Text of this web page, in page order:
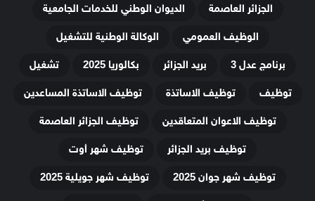
الجزائر العاصمة
الديوان الوطني للخدمات الجامعية
الوظيف العمومي
الوكالة الوطنية للتشغيل
برنامج عدل 3
بريد الجزائر بكالوريا 2025
تشغيل
توظيف
توظيف الاساتذة
توظيف الاساتذة المساعدين
توظيف الاعوان المتعاقدين
توظيف الجزائر العاصمة
توظيف بريد الجزائر
توظيف شهر أوت
توظيف شهر جوان 2025
توظيف شهر جويلية 2025